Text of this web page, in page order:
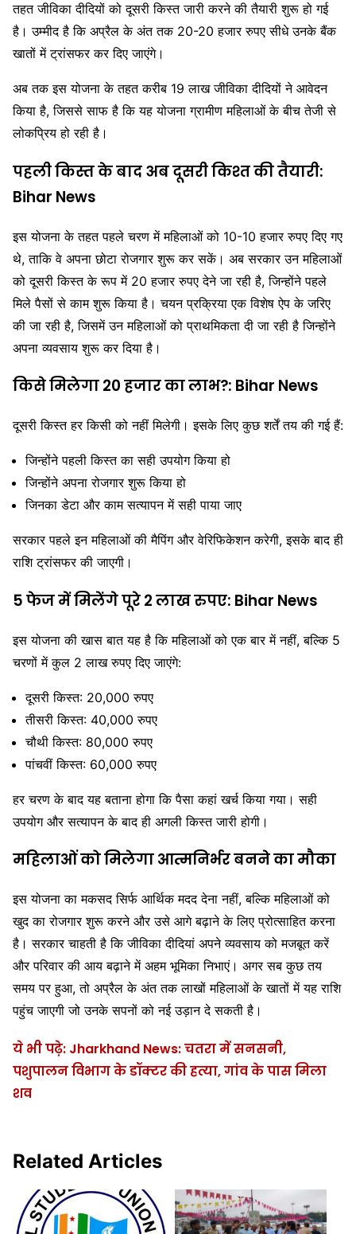
तहत जीविका दीदियों को दूसरी किस्त जारी करने की तैयारी शुरू हो गई
है। उम्मीद है कि अप्रैल के अंत तक 20-20 हजार रुपए सीधे उनके बैंक
खातों में ट्रांसफर कर दिए जाएंगे।
अब तक इस योजना के तहत करीब 19 लाख जीविका दीदियों ने आवेदन
किया है, जिससे साफ है कि यह योजना ग्रामीण महिलाओं के बीच तेजी से
लोकप्रिय हो रही है।
पहली किस्त के बाद अब दूसरी किश्त की तैयारी:
Bihar News
इस योजना के तहत पहले चरण में महिलाओं को 10-10 हजार रुपए दिए गए
थे, ताकि वे अपना छोटा रोजगार शुरू कर सकें। अब सरकार उन महिलाओं
को दूसरी किस्त के रूप में 20 हजार रुपए देने जा रही है, जिन्होंने पहले
मिले पैसों से काम शुरू किया है। चयन प्रक्रिया एक विशेष ऐप के जरिए
की जा रही है, जिसमें उन महिलाओं को प्राथमिकता दी जा रही है जिन्होंने
अपना व्यवसाय शुरू कर दिया है।
किसे मिलेगा 20 हजार का लाभ?: Bihar News
दूसरी किस्त हर किसी को नहीं मिलेगी। इसके लिए कुछ शर्तें तय की गई हैं:
जिन्होंने पहली किस्त का सही उपयोग किया हो
जिन्होंने अपना रोजगार शुरू किया हो
जिनका डेटा और काम सत्यापन में सही पाया जाए
सरकार पहले इन महिलाओं की मैपिंग और वेरिफिकेशन करेगी, इसके बाद ही
राशि ट्रांसफर की जाएगी।
5 फेज में मिलेंगे पूरे 2 लाख रुपए: Bihar News
इस योजना की खास बात यह है कि महिलाओं को एक बार में नहीं, बल्कि 5
चरणों में कुल 2 लाख रुपए दिए जाएंगे:
दूसरी किस्त: 20,000 रुपए
तीसरी किस्त: 40,000 रुपए
चौथी किस्त: 80,000 रुपए
पांचवीं किस्त: 60,000 रुपए
हर चरण के बाद यह बताना होगा कि पैसा कहां खर्च किया गया। सही
उपयोग और सत्यापन के बाद ही अगली किस्त जारी होगी।
महिलाओं को मिलेगा आत्मनिर्भर बनने का मौका
इस योजना का मकसद सिर्फ आर्थिक मदद देना नहीं, बल्कि महिलाओं को
खुद का रोजगार शुरू करने और उसे आगे बढ़ाने के लिए प्रोत्साहित करना
है। सरकार चाहती है कि जीविका दीदियां अपने व्यवसाय को मजबूत करें
और परिवार की आय बढ़ाने में अहम भूमिका निभाएं। अगर सब कुछ तय
समय पर हुआ, तो अप्रैल के अंत तक लाखों महिलाओं के खातों में यह राशि
पहुंच जाएगी जो उनके सपनों को नई उड़ान दे सकती है।
ये भी पढ़े: Jharkhand News: चतरा में सनसनी,
पशुपालन विभाग के डॉक्टर की हत्या, गांव के पास मिला
शव
Related Articles